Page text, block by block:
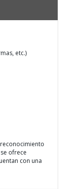
etc.)
ofrece
con una